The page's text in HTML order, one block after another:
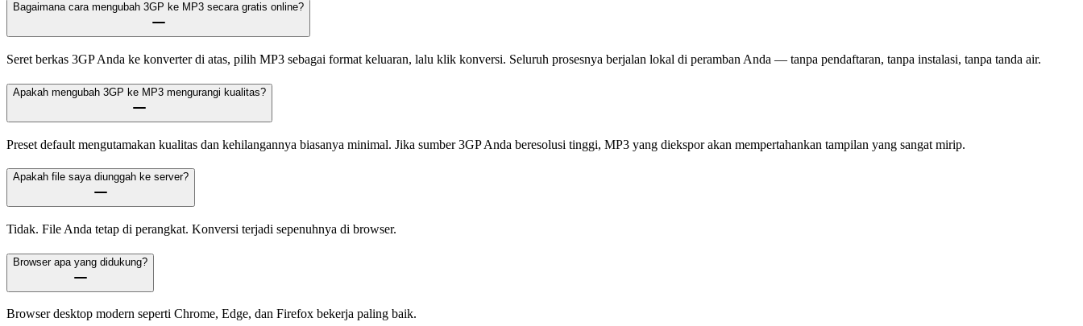
Bagaimana cara mengubah 3GP ke MP3 secara gratis online?
Seret berkas 3GP Anda ke konverter di atas, pilih MP3 sebagai format keluaran, lalu klik konversi. Seluruh prosesnya berjalan lokal di peramban Anda — tanpa pendaftaran, tanpa instalasi, tanpa tanda air.
Apakah mengubah 3GP ke MP3 mengurangi kualitas?
Preset default mengutamakan kualitas dan kehilangannya biasanya minimal. Jika sumber 3GP Anda beresolusi tinggi, MP3 yang diekspor akan mempertahankan tampilan yang sangat mirip.
Apakah file saya diunggah ke server?
Tidak. File Anda tetap di perangkat. Konversi terjadi sepenuhnya di browser.
Browser apa yang didukung?
Browser desktop modern seperti Chrome, Edge, dan Firefox bekerja paling baik.